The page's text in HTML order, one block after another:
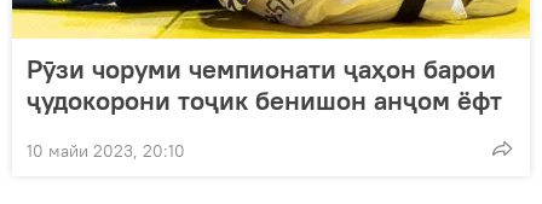
Рӯзи чоруми чемпионати ҷаҳон барои
ҷудокорони тоҷик бенишон анҷом ёфт
10 майи 2023, 20:10